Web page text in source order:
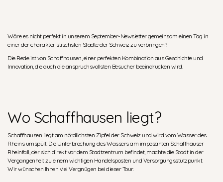
Wäre es nicht perfekt in unserem September-Newsletter gemeinsam einen Tag in
einer der charakteristischsten Städte der Schweiz zu verbringen?
Die Rede ist von Schaffhausen, einer perfekten Kombination aus Geschichte und
Innovation, die auch die anspruchsvollsten Besucher beeindrucken wird.
Wo Schaffhausen liegt?
Schaffhausen liegt am nördlichsten Zipfel der Schweiz und wird vom Wasser des
Rheins umspült. Die Unterbrechung des Wassers am imposanten Schaffhauser
Rheinfall, der sich direkt vor dem Stadtzentrum befindet, machte die Stadt in der
Vergangenheit zu einem wichtigen Handelsposten und Versorgungsstützpunkt.
Wir wünschen Ihnen viel Vergnügen bei dieser Tour.